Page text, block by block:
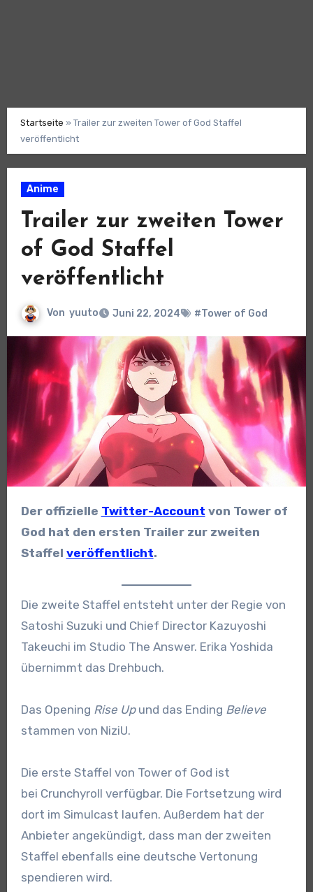
Startseite » Trailer zur zweiten Tower of God Staffel
veröffentlicht
Anime
Trailer zur zweiten Tower
of God Staffel
veröffentlicht
Von yuuto Juni 22, 2024 #Tower of God
Der offizielle Twitter-Account von Tower of
God hat den ersten Trailer zur zweiten
Staffel veröffentlicht.
Die zweite Staffel entsteht unter der Regie von
Satoshi Suzuki und Chief Director Kazuyoshi
Takeuchi im Studio The Answer. Erika Yoshida
übernimmt das Drehbuch.
Das Opening Rise Upund das Ending Believe
stammen von NiziU.
Die erste Staffel von Tower of God ist
bei Crunchyroll verfügbar. Die Fortsetzung wird
dort im Simulcast laufen. Außerdem hat der
Anbieter angekündigt, dass man der zweiten
Staffel ebenfalls eine deutsche Vertonung
spendieren wird.